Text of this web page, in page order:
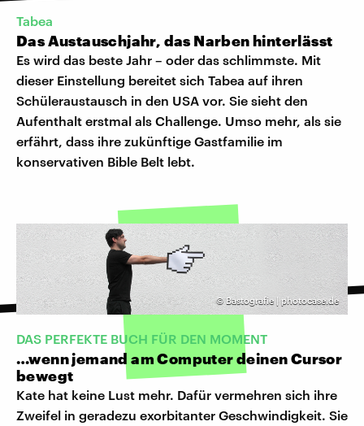
Tabea
Das Austauschjahr, das Narben hinterlässt
Es wird das beste Jahr – oder das schlimmste. Mit
dieser Einstellung bereitet sich Tabea auf ihren
Schüleraustausch in den USA vor. Sie sieht den
Aufenthalt erstmal als Challenge. Umso mehr, als sie
erfährt, dass ihre zukünftige Gastfamilie im
konservativen Bible Belt lebt.
©Bastografie | photocase.de
DAS PERFEKTE BUCH FÜR DEN MOMENT
…wenn jemand am Computer deinen Cursor
bewegt
Kate hat keine Lust mehr. Dafür vermehren sich ihre
Zweifel in geradezu exorbitanter Geschwindigkeit. Sie